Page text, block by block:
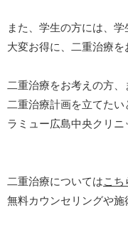
また、学生の方には、
大変お得に、二重治療
二重治療をお考えの方
二重治療計画を立てた
ラミュー広島中央クリ
二重治療についてはこち
無料カウンセリングや施